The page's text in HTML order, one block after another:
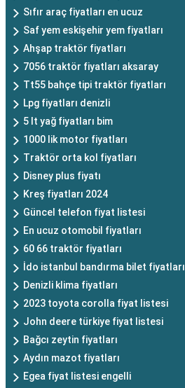
Sıfır araç fiyatları en ucuz
Saf yem eskişehir yem fiyatları
Ahşap traktör fiyatları
7056 traktör fiyatları aksaray
Tt55 bahçe tipi traktör fiyatları
Lpg fiyatları denizli
5 lt yağ fiyatları bim
1000 lik motor fiyatları
Traktör orta kol fiyatları
Disney plus fiyatı
Kreş fiyatları 2024
Güncel telefon fiyat listesi
En ucuz otomobil fiyatları
60 66 traktör fiyatları
İdo istanbul bandırma bilet fiyatları
Denizli klima fiyatları
2023 toyota corolla fiyat listesi
John deere türkiye fiyat listesi
Bağcı zeytin fiyatları
Aydın mazot fiyatları
Egea fiyat listesi engelli